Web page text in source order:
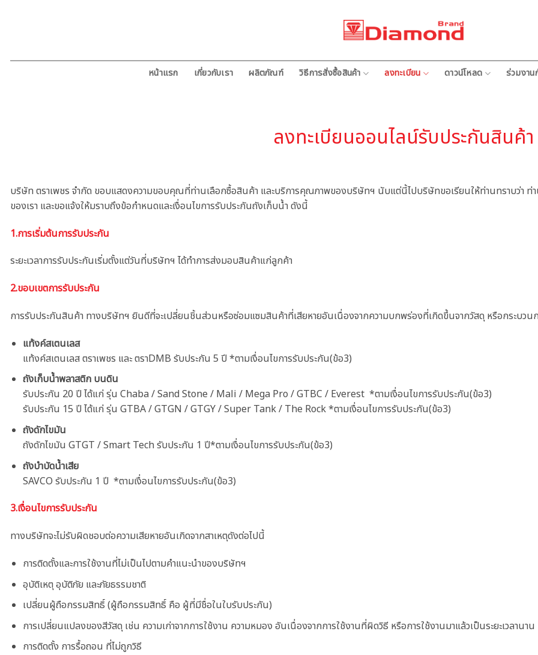
หน้าแรก เกี่ยวกับเรา ผลิตภัณฑ์ วิธีการสั่งซื้อสินค้า ลงทะเบียน ดาวน์โหลด ร่วมงาน
ลงทะเบียนออนไลน์รับประกันสินค้า
บริษัท ตราเพชร จำกัด ขอบแสดงความขอบคุณที่ท่านเลือกซื้อสินค้า และบริการคุณภาพของบริษัทฯ นับแต่นี้ไปบริษัทขอเรียนให้ท่านทราบว่า ท่
ของเรา และขอแจ้งให้มราบถึงข้อกำหนดและเงื่อนไขการรับประกันถังเก็บน้ำ ดังนี้
1.การเริ่มต้นการรับประกัน
ระยะเวลาการรับประกันเริ่มตั้งแต่วันที่บริษัทฯ ได้ทำการส่งมอบสินค้าแก่ลูกค้า
2.ขอบเขตการรับประกัน
การรับประกันสินค้า ทางบริษัทฯ ยินดีที่จะเปลี่ยนชิ้นส่วนหรือซ่อมแซมสินค้าที่เสียหายอันเนื่องจากความบกพร่องที่เกิดขึ้นจากวัสดุ หรือกระบวนก
แท้งค์สเตนเลส
แท้งค์สเตนเลส ตราเพชร และ ตราDMB รับประกัน 5 ปี *ตามเงื่อนไขการรับประกัน(ข้อ3)
ถังเก็บน้ำพลาสติก บนดิน
รับประกัน 20 ปี ได้แก่ รุ่น Chaba / Sand Stone / Mali / Mega Pro / GTBC / Everest *ตามเงื่อนไขการรับประกัน(ข้อ3)
รับประกัน 15 ปี ได้แก่ รุ่น GTBA / GTGN / GTGY / Super Tank / The Rock *ตามเงื่อนไขการรับประกัน(ข้อ3)
ถังดักไขมัน
ถังดักไขมัน GTGT / Smart Tech รับประกัน 1 ปี*ตามเงื่อนไขการรับประกัน(ข้อ3)
ถังบำบัดน้ำเสีย
SAVCO รับประกัน 1 ปี *ตามเงื่อนไขการรับประกัน(ข้อ3)
3.เงื่อนไขการรับประกัน
ทางบริษัทจะไม่รับผิดชอบต่อความเสียหายอันเกิดจากสาเหตุดังต่อไปนี้
การติดตั้งและการใช้งานที่ไม่เป็นไปตามคำแนะนำของบริษัทฯ
อุบัติเหตุ อุบัติภัย และภัยธรรมชาติ
เปลี่ยนผู้ถือกรรมสิทธิ์ (ผู้ถือกรรมสิทธิ์ คือ ผู้ที่มีชื่อในใบรับประกัน)
การเปลี่ยนแปลงของสีวัสดุ เช่น ความเก่าจากการใช้งาน ความหมอง อันเนื่องจากการใช้งานที่ผิดวิธี หรือการใช้งานมาแล้วเป็นระยะเวลานาน
การติดตั้ง การรื้อถอน ที่ไม่ถูกวิธี